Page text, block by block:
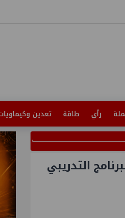
رأي طاقة تعدين
التدريبي